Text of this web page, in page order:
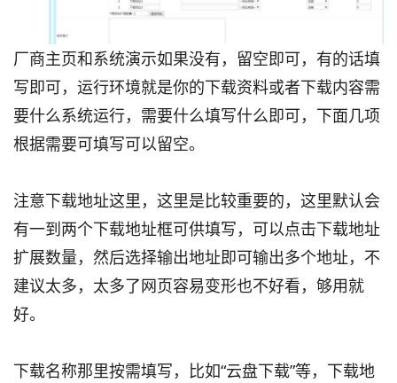
厂商主页和系统演示如果没有，留空即可，有的话填
写即可，运行环境就是你的下载资料或者下载内容需
要什么系统运行，需要什么填写什么即可，下面几项
根据需要可填写可以留空。
注意下载地址这里，这里是比较重要的，这里默认会
有一到两个下载地址框可供填写，可以点击下载地址
扩展数量，然后选择输出地址即可输出多个地址，不
建议太多，太多了网页容易变形也不好看，够用就
好。
下载名称那里按需填写，比如“云盘下载”等，下载地